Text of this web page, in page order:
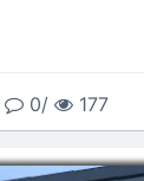
0/ 177